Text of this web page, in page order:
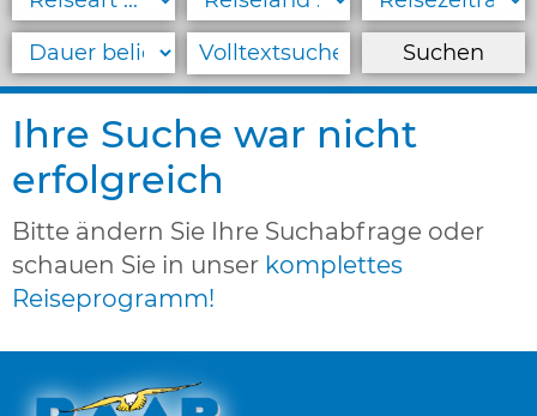
Oktober 2026
November 2026
Dezember 2026
KUREN & WELLNESS
PAUSCHALREISEN
Kataloganforderung
Ihre Suche war nicht
erfolgreich
Bitte ändern Sie Ihre Suchabfrage oder
schauen Sie in unser komplettes
Reiseprogramm!